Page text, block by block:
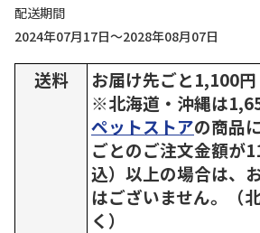
配送期間
2024年07月17日～2028年08月07日
送料
お届け先ごと1,100円
※北海道・沖縄は
ペットストアの商品
ごとのご注文金額が
込）以上の場合は、
はございません。（
く）